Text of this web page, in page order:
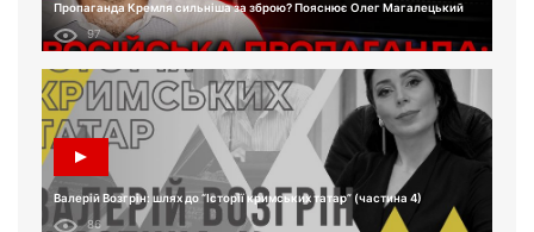
Пропаганда Кремля сильніша за зброю? Пояснює Олег Магалецький
97
Валерій Возгрін: шлях до “Історії кримських татар” (частина 4)
86